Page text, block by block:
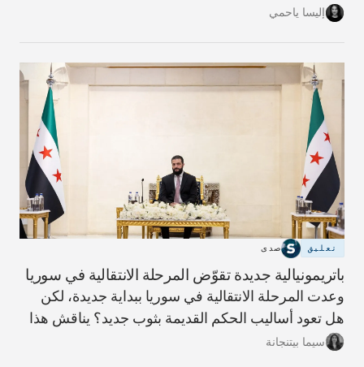
تؤدّي من خلالها عملية التكيّف، على المستويَين الفردي
في يومٍ من الأيام سمةً مميّزة للحياة فيها.
إليسا ياحمي
تعليق صدى
باتريمونيالية جديدة تقوّض المرحلة الانتقالية في سوريا
وعدت المرحلة الانتقالية في سوريا ببداية جديدة، لكن
هل تعود أساليب الحكم القديمة بثوب جديد؟ يناقش هذا
المقال مؤشرات ذلك وما يلزم لبناء دولة أكثر شفافية
سيما بيتنجانة